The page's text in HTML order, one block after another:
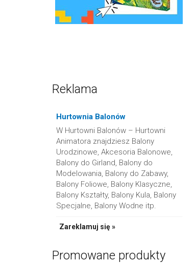
Reklama
Hurtownia Balonów
W Hurtowni Balonów – Hurtowni
Animatora znajdziesz Balony
Urodzinowe, Akcesoria Balonowe,
Balony do Girland, Balony do
Modelowania, Balony do Zabawy,
Balony Foliowe, Balony Klasyczne,
Balony Kształty, Balony Kula, Balony
Specjalne, Balony Wodne itp.
Zareklamuj się »
Promowane produkty